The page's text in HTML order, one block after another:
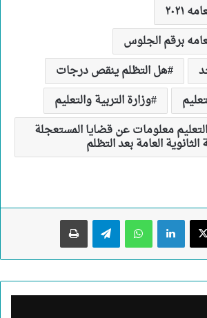
٢٠٢١
برقم الجلوس
هل التظلم ينقص درجات
وزارة التربية والتعليم
معلومات عن قضايا المستعجلة
الثانوية العامة بعد التظلم
لينكدإن واتساب تيلقرام طباعة